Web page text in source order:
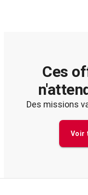
Ces
Des missions
Voir